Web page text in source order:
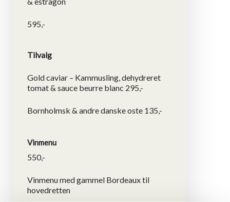
595,-
Tilvalg
Gold caviar – Kammusling, dehydreret
tomat & sauce beurre blanc 295,-
Bornholmsk & andre danske oste 135,-
Vinmenu
550,-
Vinmenu med gammel Bordeaux til
hovedretten